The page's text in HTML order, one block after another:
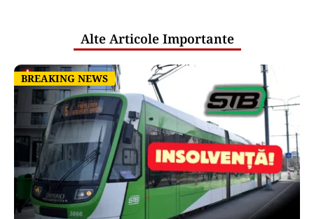
Alte Articole Importante
BREAKING NEWS
BREAKING NEWS